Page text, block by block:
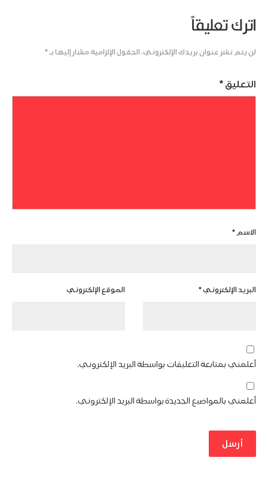
اترك تعليقاً
لن يتم نشر عنوان بريدك الإلكتروني. الحقول الإلزامية مشار إليها بـ*
التعليق *
الاسم*
البريد الإلكتروني* الموقع الإلكتروني
أعلمني بمتابعة التعليقات بواسطة البريد الإلكتروني.
أعلمني بالمواضيع الجديدة بواسطة البريد الإلكتروني.